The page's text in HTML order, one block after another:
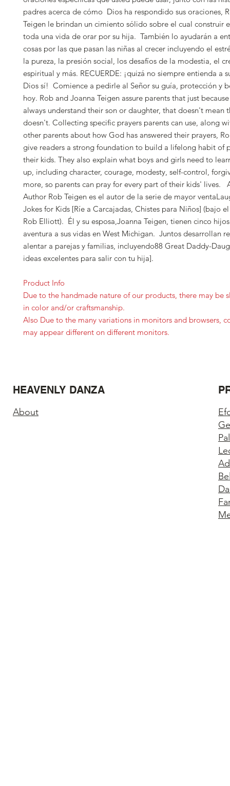
padres acerca de cómo Dios ha respondido sus oraciones,
Teigen le brindan un cimiento sólido sobre el cual construir
toda una vida de orar por su hija. También lo ayudarán a
cosas por las que pasan las niñas al crecer incluyendo el
la pureza, la presión social, los desafíos de la modestia, el
espiritual y más. RECUERDE: ¡quizá no siempre entienda a
Dios sí! Comience a pedirle al Señor su guía, protección y
hoy. Rob and Joanna Teigen assure parents that just
always understand their son or daughter, that doesn't mean
doesn't. Collecting specific prayers parents can use, along
other parents about how God has answered their prayers,
give readers a strong foundation to build a lifelong habit of
their kids. They also explain what boys and girls need to
up, including character, courage, modesty, self-control,
more, so parents can pray for every part of their kids' lives.
Author Rob Teigen es el autor de la serie de mayor
Jokes for Kids [Ríe a Carcajadas, Chistes para Niños] (bajo
Rob Elliott). Él y su esposa,Joanna Teigen, tienen cinco
aventura a sus vidas en West Michigan. Juntos desarrollan
alentar a parejas y familias, incluyendo88 Great Daddy-
ideas excelentes para salir con tu hija].
Product Info
Due to the handmade nature of our products, there may be
in color and/or craftsmanship.
Also Due to the many variations in monitors and browsers,
may appear different on different monitors.
HEAVENLY DANZA
About